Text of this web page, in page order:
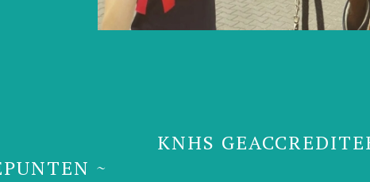
KNHS
~